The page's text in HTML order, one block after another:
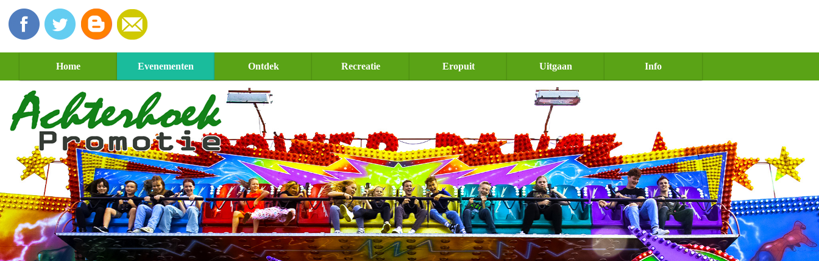
Home Evenementen Ontdek Recreatie Eropuit Uitgaan Info